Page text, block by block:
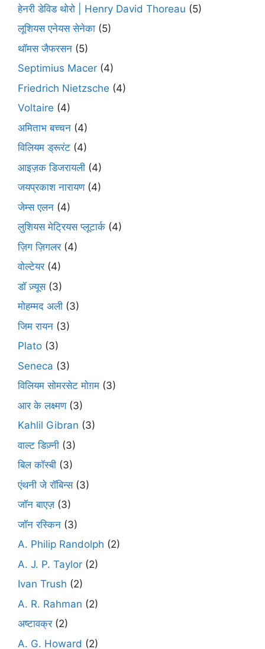
हेनरी डेविड थोरो | Henry David Thoreau (5)
लूशियस एनेयस सेनेका (5)
थॉमस जैफरसन (5)
Septimius Macer (4)
Friedrich Nietzsche (4)
Voltaire (4)
अमिताभ बच्चन (4)
विलियम ड्रूरंट (4)
आइज़क डिजरायली (4)
जयप्रकाश नारायण(4)
जेम्स एलन (4)
लुशियस मेट्रियस प्लूटार्क (4)
ज़िग ज़िगलर(4)
वोल्टेयर(4)
डॉ ज़्यूस(3)
मोहम्मद अली (3)
जिम रायन (3)
Plato (3)
Seneca (3)
विलियम सोमरसेट मोग़म (3)
आर के लक्ष्मण(3)
Kahlil Gibran (3)
वाल्ट डिज़्नी (3)
बिल कॉस्बी (3)
एंथनी जे रॉबिन्स(3)
जॉन बाएज़ (3)
जॉन रस्किन (3)
A. Philip Randolph (2)
A. J. P. Taylor (2)
Ivan Trush (2)
A. R. Rahman (2)
अष्टावक्र(2)
A. G. Howard (2)